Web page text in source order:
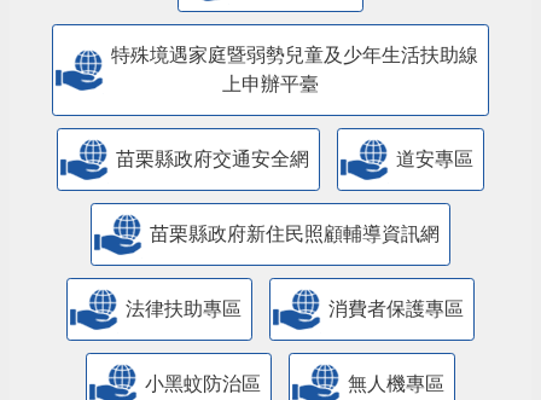
特殊境遇家庭暨弱勢兒童及少年生活扶助線
上申辦平臺
苗栗縣政府交通安全網 道安專區
苗栗縣政府新住民照顧輔導資訊網
法律扶助專區 消費者保護專區
小黑蚊防治區 無人機專區